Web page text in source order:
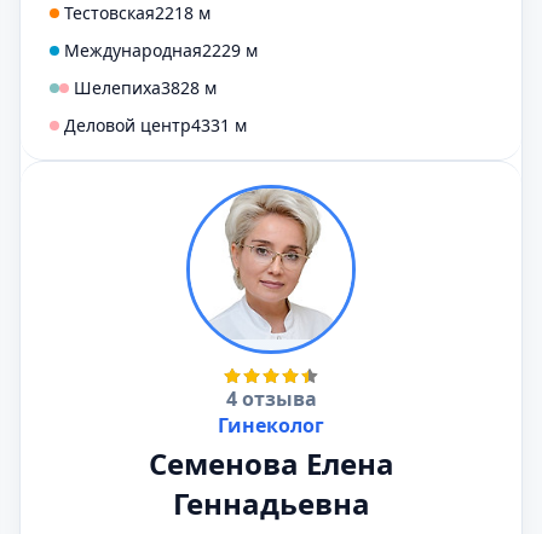
Тестовская2218 м
Международная2229 м
Шелепиха3828 м
Деловой центр4331 м
4 отзыва
Гинеколог
Семенова Елена
Геннадьевна